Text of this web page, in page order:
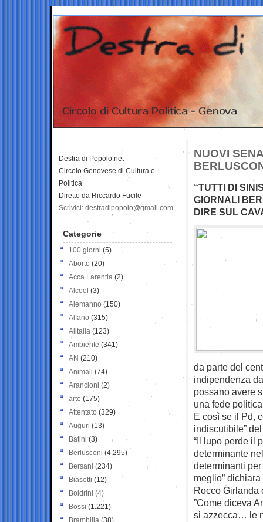
NUOVI
“TUTTI DI
GIORNALI
DIRE SUL
da parte del
indipendenza
possano avere
una fede
E così se il Pd,
indiscutibile”
“Il lupo perde il
determinante
determinanti
meglio”
Rocco Girlanda
”Come diceva
si azzecca… le
Destra di Popolo.net
Circolo Genovese di Cultura e
Politica
Diretto da Riccardo Fucile
Scrivici: destradipopolo@gmail.com
Categorie
100 giorni (5)
Aborto (20)
Acca Larentia (2)
Alcool (3)
Alemanno (150)
Alfano (315)
Alitalia (123)
Ambiente (341)
AN (210)
Animali (74)
Arancioni (2)
arte (175)
Attentato (329)
Auguri (13)
Batini (3)
Berlusconi (4.295)
Bersani (234)
Biasotti (12)
Boldrini (4)
Bossi (1.221)
Brambilla (38)